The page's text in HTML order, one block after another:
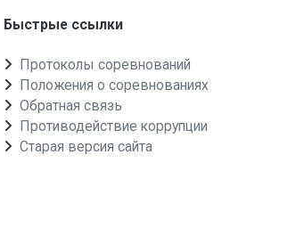
Быстрые ссылки
Протоколы соревнований
Положения о соревнованиях
Обратная связь
Противодействие коррупции
Старая версия сайта